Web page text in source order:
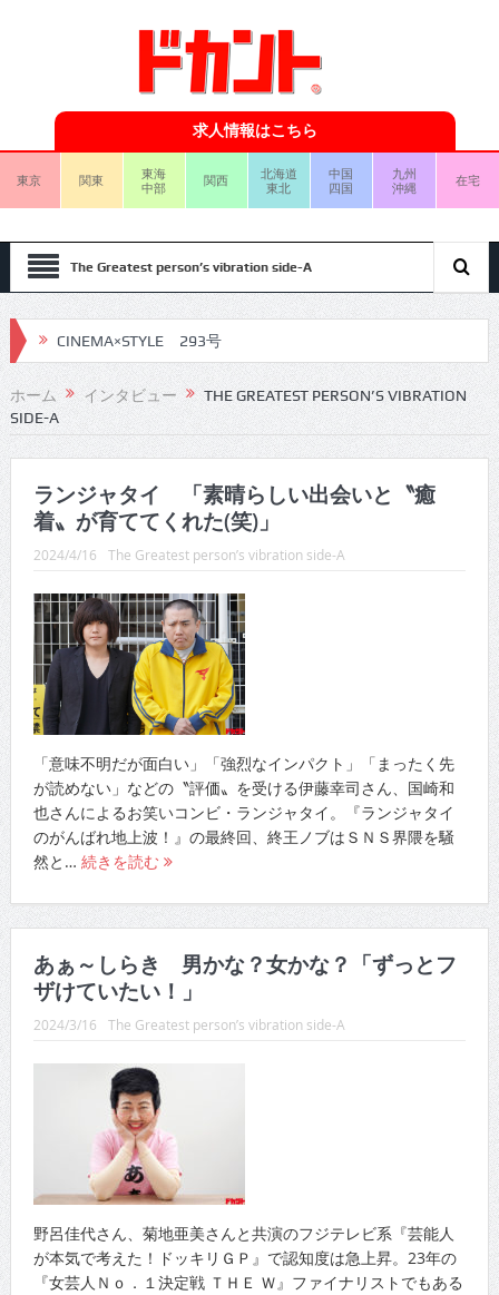
求人情報はこちら
東京 関東
東海
中部
関西
北海道
東北
中国
四国
九州
沖縄
在宅
The Greatest person’s vibration side-A
CINEMA×STYLE 292号
CINEMA×STYLE 291号
CINEMA×STYLE 290号
CINEMA×STYLE 289号
CINEMA×STYLE 288号
CINEMA×STYLE 286号
CINEMA×STYLE 285号
CINEMA×STYLE 294号
ホーム インタビュー
THE GREATEST PERSON’S VIBRATION
SIDE-A
ランジャタイ 「素晴らしい出会いと〝癒
着〟が育ててくれた(笑)」
2024/4/16 The Greatest person’s vibration side-A
「意味不明だが面白い」「強烈なインパクト」「まったく先
が読めない」などの〝評価〟を受ける伊藤幸司さん、国崎和
也さんによるお笑いコンビ・ランジャタイ。『ランジャタイ
のがんばれ地上波！』の最終回、終王ノブはＳＮＳ界隈を騒
然と… 続きを読む
あぁ～しらき 男かな？女かな？「ずっとフ
ザけていたい！」
2024/3/16 The Greatest person’s vibration side-A
野呂佳代さん、菊地亜美さんと共演のフジテレビ系『芸能人
が本気で考えた！ドッキリＧＰ』で認知度は急上昇。23年の
『女芸人Ｎｏ．１決定戦 ＴＨＥ Ｗ』ファイナリストでもある